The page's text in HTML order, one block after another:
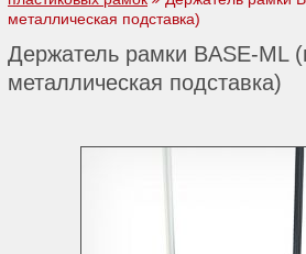
металлическая подставка)
Держатель рамки BASE-ML
металлическая подставка)